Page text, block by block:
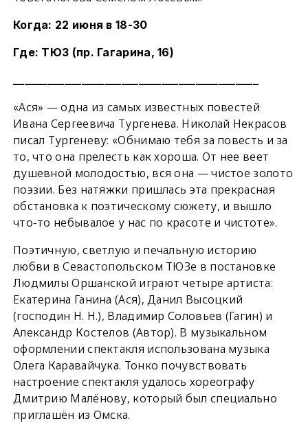
Когда: 22 июня в 18-30
Где: ТЮЗ (пр. Гагарина, 16)
«Ася» — одна из самых известных повестей
Ивана Сергеевича Тургенева. Николай Некрасов
писал Тургеневу: «Обнимаю тебя за повесть и за
то, что она прелесть как хороша. От нее веет
душевной молодостью, вся она — чистое золото
поэзии. Без натяжки пришлась эта прекрасная
обстановка к поэтическому сюжету, и вышло
что-то небывалое у нас по красоте и чистоте».
Поэтичную, светлую и печальную историю
любви в Севастопольском ТЮЗе в постановке
Людмилы Оршанской играют четыре артиста:
Екатерина Ганина (Ася), Данил Высоцкий
(господин Н. Н.), Владимир Соловьев (Гагин) и
Александр Костелов (Автор). В музыкальном
оформлении спектакля использована музыка
Олега Каравайчука. Тонко почувствовать
настроение спектакля удалось хореографу
Дмитрию Малёнову, который был специально
приглашён из Омска.